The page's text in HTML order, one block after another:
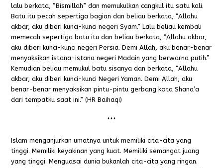
lalu berkata, “Bismillah” dan memukulkan cangkul itu satu kali.
Batu itu pecah sepertiga bagian dan beliau berkata, “Allahu
akbar, aku diberi kunci-kunci negeri Syam.”Lalu beliau kembali
memecah sepertiga batu itu dan beliau berkata, “Allahu akbar,
aku diberi kunci-kunci negeri Persia. Demi Allah, aku benar-benar
menyaksikan istana-istana negeri Madain yang berwarna putih.”
Kemudian beliau memukul batu sisanya dan berkata, “Allahu
akbar, aku diberi kunci-kunci Negeri Yaman. Demi Allah, aku
benar-benar menyaksikan pintu-pintu gerbang kota Shana’a
dari tempatku saat ini.”(HR Baihaqi)
***
Islam menganjurkan umatnya untuk memiliki cita-cita yang
tinggi. Memiliki keyakinan yang kuat. Memiliki semangat juang
yang tinggi. Menguasai dunia bukanlah cita-cita yang ringan.